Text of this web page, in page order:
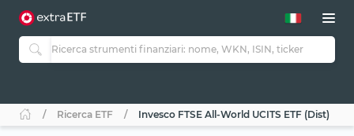
Ricerca ETF Invesco FTSE All-World UCITS ETF (Dist)